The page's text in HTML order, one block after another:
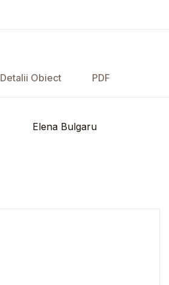
Detalii Obiect PDF
Elena Bulgaru